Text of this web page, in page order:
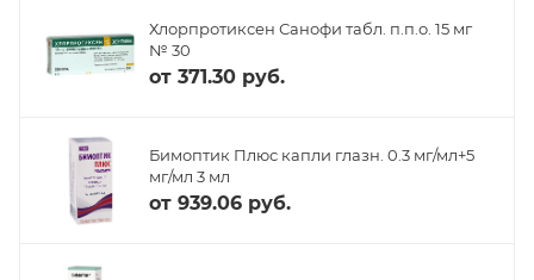
Хлорпротиксен Санофи табл. п.п.о. 15 мг
№ 30
от 371.30 руб.
Бимоптик Плюс капли глазн. 0.3 мг/мл+5
мг/мл 3 мл
от 939.06 руб.